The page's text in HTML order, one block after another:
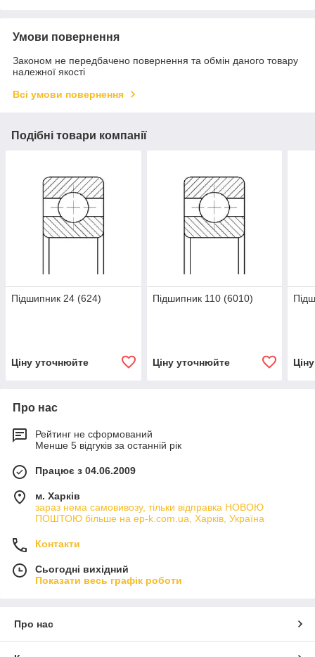
Умови повернення
Законом не передбачено повернення та обмін даного товару
належної якості
Всі умови повернення
Подібні товари компанії
Підшипник 24 (624)
Ціну уточнюйте
Підшипник 110 (6010)
Ціну уточнюйте
Про нас
Рейтинг не сформований
Менше 5 відгуків за останній рік
Працює з 04.06.2009
м. Харків
зараз нема самовивозу, тільки відправка НОВОЮ
ПОШТОЮ більше на ep-k.com.ua, Харків, Україна
Контакти
Сьогодні вихідний
Показати весь графік роботи
Про нас